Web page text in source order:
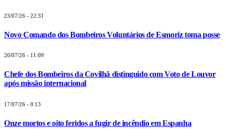
23/07/26 - 22:31
Novo Comando dos Bombeiros Voluntários de Esmoriz toma posse
20/07/26 - 11:09
Chefe dos Bombeiros da Covilhã distinguido com Voto de Louvor
após missão internacional
17/07/26 - 0:13
Onze mortos e oito feridos a fugir de incêndio em Espanha